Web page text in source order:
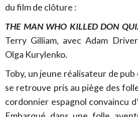
du film de clôture :
THE MAN WHO KILLED DON
Terry Gilliam, avec Adam
Olga Kurylenko.
Toby, un jeune réalisateur de
se retrouve pris au piège des
cordonnier espagnol convaincu